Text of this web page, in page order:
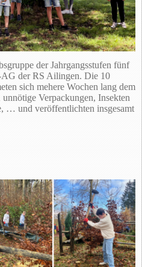
der Jahrgangsstufen fünf
der RS Ailingen. Die 10
sich mehere Wochen lang dem
Verpackungen, Insekten
… und veröffentlichten insgesamt